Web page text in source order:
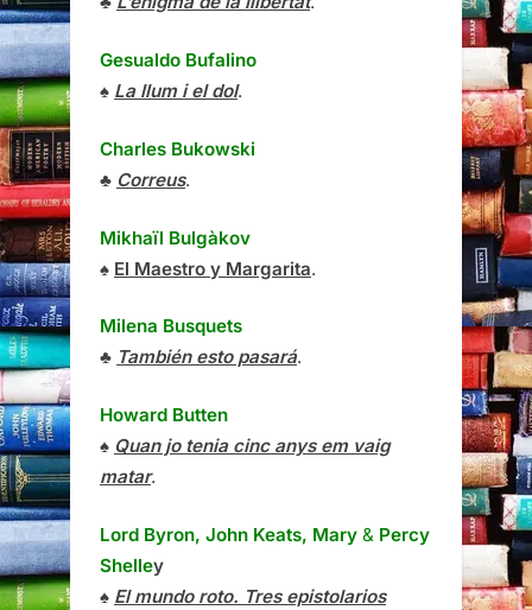
Gesualdo Bufalino
♠ La llum i el dol.
Charles Bukowski
♣ Correus.
Mikhaïl Bulgàkov
♠ El Maestro y Margarita.
Milena Busquets
♣ También esto pasará.
Howard Butten
♠ Quan jo tenia cinc anys em vaig
matar.
Lord Byron, John Keats, Mary & Percy
Shelley
♠ El mundo roto. Tres epistolarios